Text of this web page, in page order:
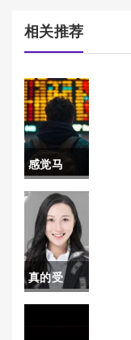
相关推荐
感觉马
住！白银
期货哪个
手续费低
点（白银
真的受
用！期货